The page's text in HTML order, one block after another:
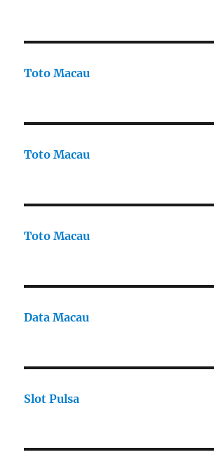
Toto Macau
Toto Macau
Toto Macau
Data Macau
Slot Pulsa